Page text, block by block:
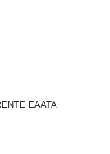
EAATA